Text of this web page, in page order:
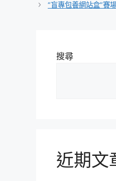
“盲專包養網站盒”賽
搜尋
近期文